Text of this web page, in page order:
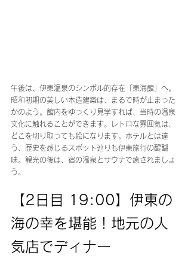
午後は、伊東温泉のシンボル的存在「東海館」へ。
昭和初期の美しい木造建築は、まるで時が止まった
かのよう。館内をゆっくり見学すれば、当時の温泉
文化に触れることができます。レトロな雰囲気は、
どこを切り取っても絵になります。ホテルとは違
う、歴史を感じるスポット巡りも伊東旅行の醍醐
味。観光の後は、宿の温泉とサウナで癒されましょ
う。
【2日目 19:00】伊東の
海の幸を堪能！地元の人
気店でディナー